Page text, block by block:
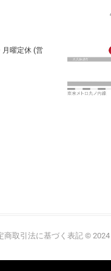
曜定休 (営
商取引法に基づく表記 © 2024